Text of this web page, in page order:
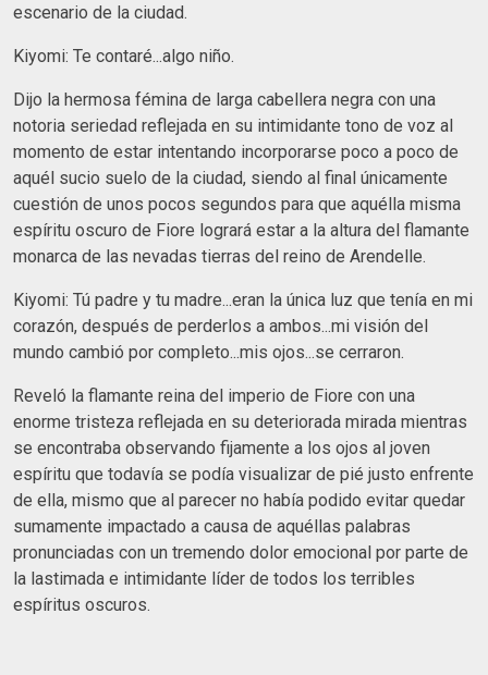
escenario de la ciudad.
Kiyomi: Te contaré...algo niño.
Dijo la hermosa fémina de larga cabellera negra con una
notoria seriedad reflejada en su intimidante tono de voz al
momento de estar intentando incorporarse poco a poco de
aquél sucio suelo de la ciudad, siendo al final únicamente
cuestión de unos pocos segundos para que aquélla misma
espíritu oscuro de Fiore logrará estar a la altura del flamante
monarca de las nevadas tierras del reino de Arendelle.
Kiyomi: Tú padre y tu madre...eran la única luz que tenía en mi
corazón, después de perderlos a ambos...mi visión del
mundo cambió por completo...mis ojos...se cerraron.
Reveló la flamante reina del imperio de Fiore con una
enorme tristeza reflejada en su deteriorada mirada mientras
se encontraba observando fijamente a los ojos al joven
espíritu que todavía se podía visualizar de pié justo enfrente
de ella, mismo que al parecer no había podido evitar quedar
sumamente impactado a causa de aquéllas palabras
pronunciadas con un tremendo dolor emocional por parte de
la lastimada e intimidante líder de todos los terribles
espíritus oscuros.